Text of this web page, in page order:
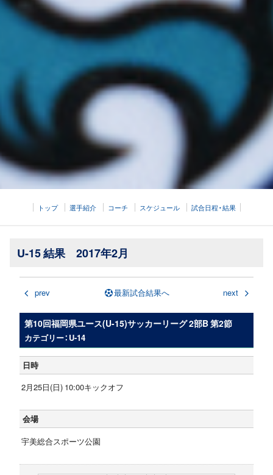
トップ 選手紹介 コーチ スケジュール 試合日程・結果
U-15 結果 2017年2月
prev next
最新試合結果へ
第10回福岡県ユース(U-15)サッカーリーグ 2部B 第2節
カテゴリー：U-14
日時
2月25日(日) 10:00キックオフ
会場
宇美総合スポーツ公園